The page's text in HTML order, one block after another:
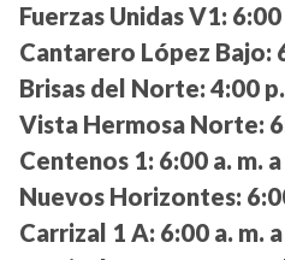
Fuerzas Unidas V1: 6:00
Cantarero López Bajo:
Brisas del Norte: 4:00
Vista Hermosa Norte:
Centenos 1: 6:00 a. m.
Nuevos Horizontes:
Carrizal 1 A: 6:00 a. m.